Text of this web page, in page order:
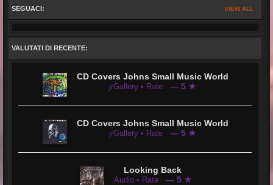
VIEW ALL
SEGUACI:
VALUTATI DI RECENTE:
CD Covers Johns Small Music World
jrGallery • Rate — 5 ★
CD Covers Johns Small Music World
jrGallery • Rate — 5 ★
Looking Back
Audio • Rate — 5 ★